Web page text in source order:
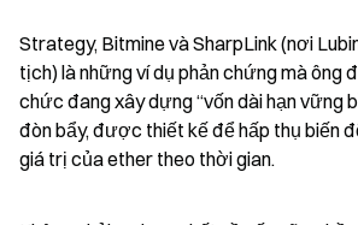
Strategy, Bitmine và SharpLink (nơi
tịch) là những ví dụ phản chứng mà
chức đang xây dựng “vốn dài hạn vững
đòn bẩy, được thiết kế để hấp thụ biến
giá trị của ether theo thời gian.